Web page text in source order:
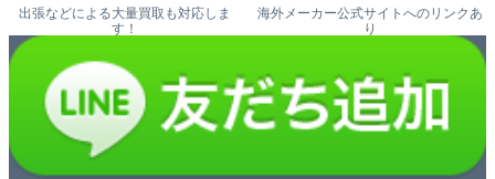
出張などによる大量買取も対応しま
す！
海外メーカー公式サイトへのリンクあ
り